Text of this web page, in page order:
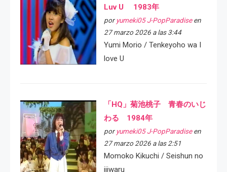
Luv U 1983年
por yumeki05 J-PopParadiseen
27 marzo 2026 a las 3:44
Yumi Morio / Tenkeyoho wa I
love U
「HQ」菊池桃子 青春のいじ
わる 1984年
por yumeki05 J-PopParadiseen
27 marzo 2026 a las 2:51
Momoko Kikuchi / Seishun no
ijiwaru